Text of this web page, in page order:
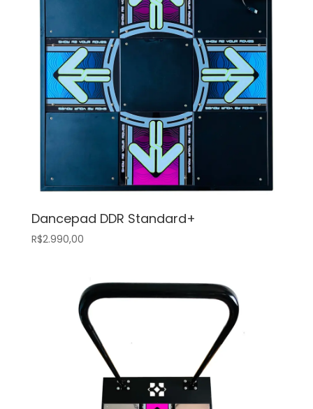
Dancepad DDR Standard+
R$2.990,00